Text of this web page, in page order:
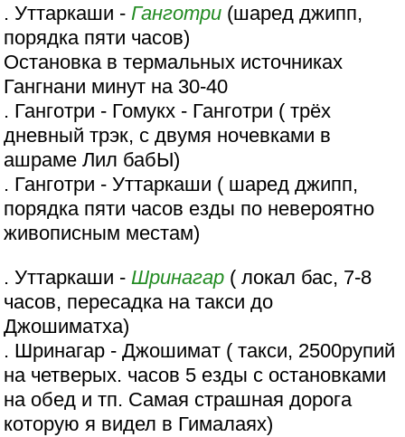
. Уттаркаши - Ганготри (шаред джипп,
порядка пяти часов)
Остановка в термальных источниках
Гангнани минут на 30-40
. Ганготри - Гомукх - Ганготри ( трёх
дневный трэк, с двумя ночевками в
ашраме Лил бабЫ)
. Ганготри - Уттаркаши ( шаред джипп,
порядка пяти часов езды по невероятно
живописным местам)
. Уттаркаши -Шринагар ( локал бас, 7-8
часов, пересадка на такси до
Джошиматха)
. Шринагар - Джошимат ( такси, 2500рупий
на четверых. часов 5 езды с остановками
на обед и тп. Самая страшная дорога
которую я видел в Гималаях)